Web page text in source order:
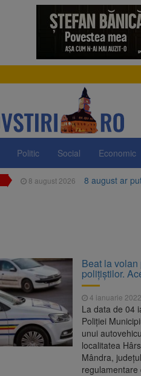
Politic Social Economic
8 august 2026 8 august ar
Ungaria
Asociația
7 august 2026
Trafic blocat
medicale
8 august 2026 Se schimbă
Beat la
polițiștilor.
4 ianuarie 2022
La data de 04
Poliției
unui
localitatea
Mândra,